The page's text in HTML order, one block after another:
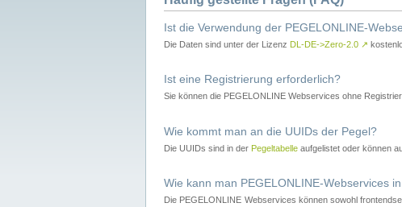
Ist die Verwendung der PEGELONLINE-
Die Daten sind unter der Lizenz DL-DE->Zero-2.0 ↗
Ist eine Registrierung erforderlich?
Sie können die PEGELONLINE Webservices ohne
Wie kommt man an die UUIDs der Pegel?
Die UUIDs sind in der Pegeltabelle aufgelistet oder können
Wie kann man PEGELONLINE-Webservices
Die PEGELONLINE Webservices können sowohl